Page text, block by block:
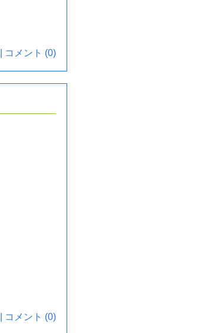
コメント (0)
コメント (0)